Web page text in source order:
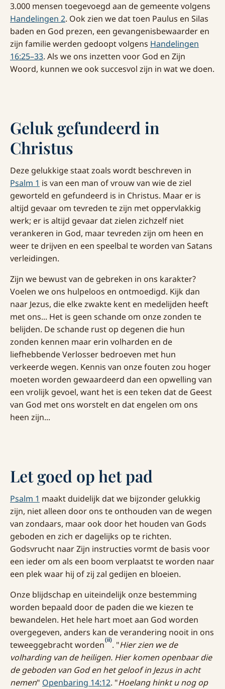
3.000 mensen toegevoegd aan de gemeente volgens
Handelingen 2. Ook zien we dat toen Paulus en Silas
baden en God prezen, een gevangenisbewaarder en
zijn familie werden gedoopt volgens Handelingen
16:25–33. Als we ons inzetten voor God en Zijn
Woord, kunnen we ook succesvol zijn in wat we doen.
Geluk gefundeerd in
Christus
Deze gelukkige staat zoals wordt beschreven in
Psalm 1 is van een man of vrouw van wie de ziel
geworteld en gefundeerd is in Christus. Maar er is
altijd gevaar om tevreden te zijn met oppervlakkig
werk; er is altijd gevaar dat zielen zichzelf niet
verankeren in God, maar tevreden zijn om heen en
weer te drijven en een speelbal te worden van Satans
verleidingen.
Zijn we bewust van de gebreken in ons karakter?
Voelen we ons hulpeloos en ontmoedigd. Kijk dan
naar Jezus, die elke zwakte kent en medelijden heeft
met ons... Het is geen schande om onze zonden te
belijden. De schande rust op degenen die hun
zonden kennen maar erin volharden en de
liefhebbende Verlosser bedroeven met hun
verkeerde wegen. Kennis van onze fouten zou hoger
moeten worden gewaardeerd dan een opwelling van
een vrolijk gevoel, want het is een teken dat de Geest
van God met ons worstelt en dat engelen om ons
heen zijn...
Let goed op het pad
Psalm 1 maakt duidelijk dat we bijzonder gelukkig
zijn, niet alleen door ons te onthouden van de wegen
van zondaars, maar ook door het houden van Gods
geboden en zich er dagelijks op te richten.
Godsvrucht naar Zijn instructies vormt de basis voor
een ieder om als een boom verplaatst te worden naar
een plek waar hij of zij zal gedijen en bloeien.
Onze blijdschap en uiteindelijk onze bestemming
worden bepaald door de paden die we kiezen te
bewandelen. Het hele hart moet aan God worden
overgegeven, anders kan de verandering nooit in ons
teweeggebracht worden(ii). "Hier zien we de
volharding van de heiligen. Hier komen openbaar die
de geboden van God en het geloof in Jezus in acht
nemen" Openbaring 14:12. "Hoelang hinkt u nog op